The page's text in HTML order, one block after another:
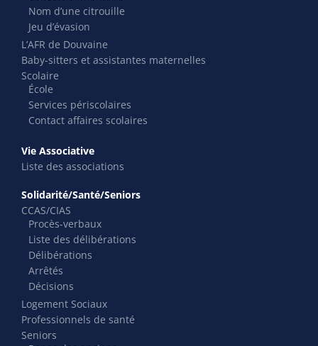
Nom d’une citrouille
Jeu d’évasion
L’AFR de Douvaine
Baby-sitters et assistantes maternelles
Scolaire
École
Services périscolaires
Contact affaires scolaires
Vie Associative
Liste des associations
Solidarité/Santé/Seniors
CCAS/CIAS
Procès-verbaux
Liste des délibérations
Délibérations
Arrêtés
Décisions
Logement Sociaux
Professionnels de santé
Seniors